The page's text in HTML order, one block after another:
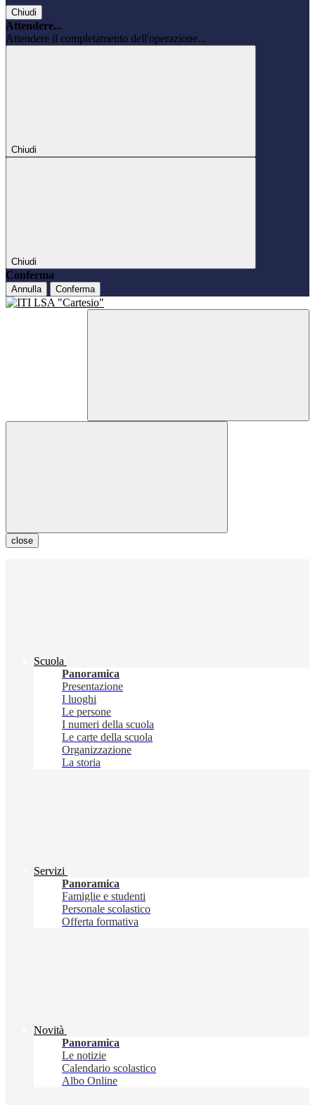
Chiudi
Attendere...
Attendere il completamento dell'operazione...
Chiudi
Chiudi
Conferma
Annulla Conferma
close
Scuola
Panoramica
Presentazione
I luoghi
Le persone
I numeri della scuola
Le carte della scuola
Organizzazione
La storia
Servizi
Panoramica
Famiglie e studenti
Personale scolastico
Offerta formativa
Novità
Panoramica
Le notizie
Calendario scolastico
Albo Online